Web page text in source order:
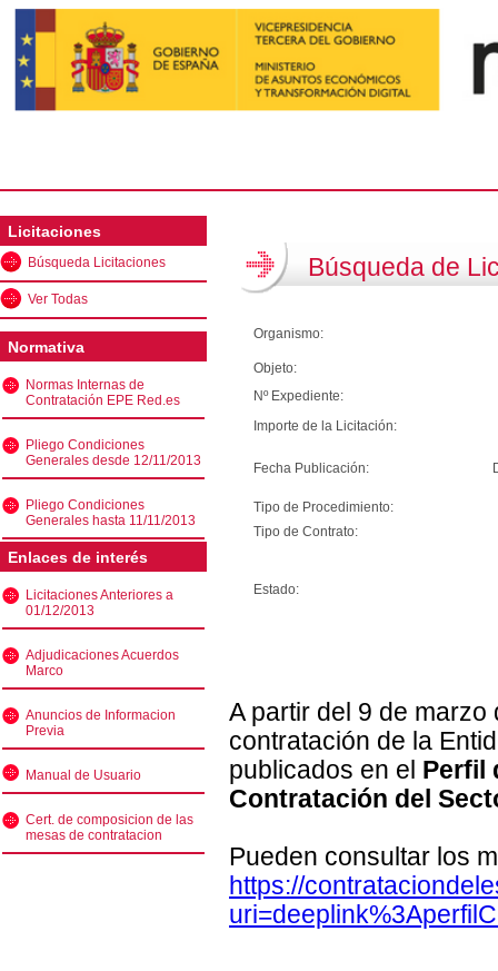
Licitaciones
Búsqueda Licitaciones
Ver Todas
Normativa
Normas Internas de
Contratación EPE Red.es
Pliego Condiciones
Generales desde 12/11/2013
Pliego Condiciones
Generales hasta 11/11/2013
Enlaces de interés
Licitaciones Anteriores a
01/12/2013
Adjudicaciones Acuerdos
Marco
Anuncios de Informacion
Previa
Manual de Usuario
Cert. de composicion de las
mesas de contratacion
Búsqueda de
Organismo:
Objeto:
Nº Expediente:
Importe de la Licitación:
Fecha Publicación:
Tipo de Procedimiento:
Tipo de Contrato:
Estado:
A partir del 9 de
contratación de la
publicados en el Perfil
Contratación del
Pueden consultar los
https://